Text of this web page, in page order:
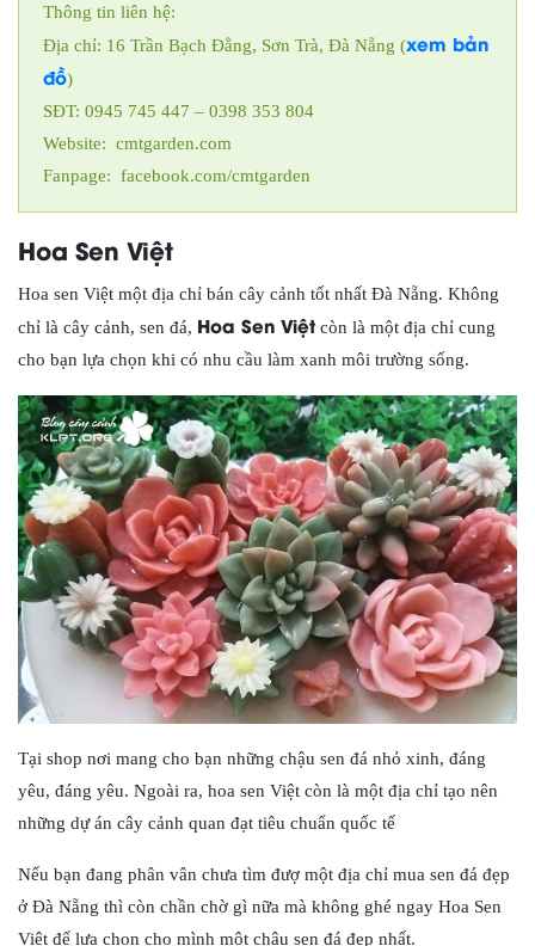
Thông tin liên hệ:
Địa chỉ: 16 Trần Bạch Đằng, Sơn Trà, Đà Nẵng (xem bản
đồ)
SĐT: 0945 745 447 – 0398 353 804
Website: cmtgarden.com
Fanpage: facebook.com/cmtgarden
Hoa Sen Việt
Hoa sen Việt một địa chỉ bán cây cảnh tốt nhất Đà Nẵng. Không
chỉ là cây cảnh, sen đá, Hoa Sen Việt còn là một địa chỉ cung
cho bạn lựa chọn khi có nhu cầu làm xanh môi trường sống.
Tại shop nơi mang cho bạn những chậu sen đá nhỏ xinh, đáng
yêu, đáng yêu. Ngoài ra, hoa sen Việt còn là một địa chỉ tạo nên
những dự án cây cảnh quan đạt tiêu chuẩn quốc tế
Nếu bạn đang phân vân chưa tìm đượ một địa chỉ mua sen đá đẹp
ở Đà Nẵng thì còn chần chờ gì nữa mà không ghé ngay Hoa Sen
Việt để lựa chọn cho mình một chậu sen đá đẹp nhất.